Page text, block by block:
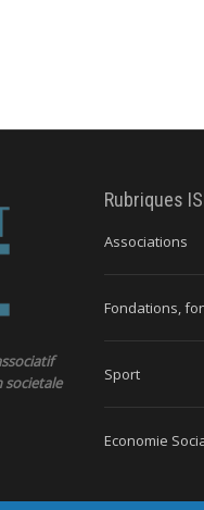
Rubriques
Associations
Fondations,
Sport
Economie